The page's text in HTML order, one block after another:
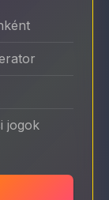
jogok